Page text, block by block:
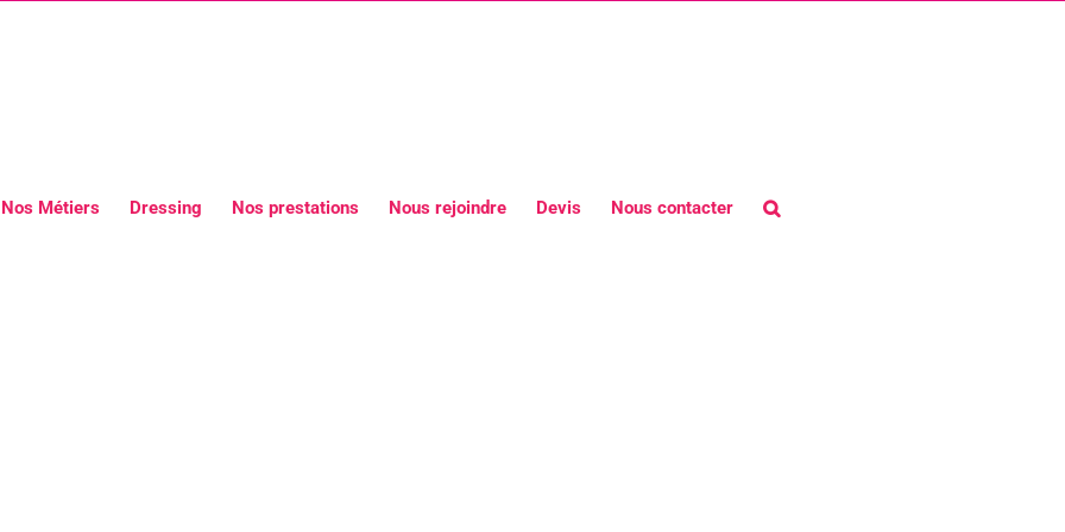
Nos Métiers Dressing Nos prestations Nous rejoindre Devis Nous contacter